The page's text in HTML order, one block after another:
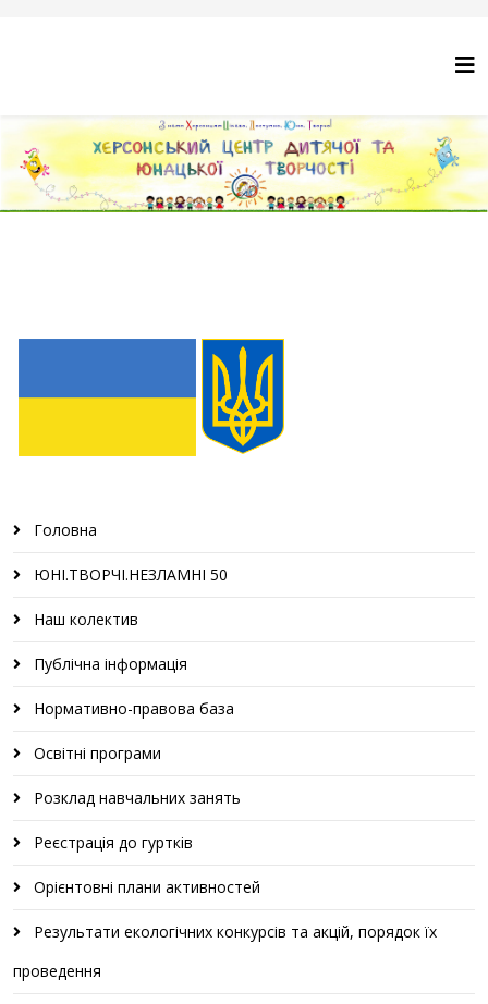
Головна
ЮНІ.ТВОРЧІ.НЕЗЛАМНІ 50
Наш колектив
Публічна інформація
Нормативно-правова база
Освітні програми
Розклад навчальних занять
Реєстрація до гуртків
Орієнтовні плани активностей
Результати екологічних конкурсів та акцій, порядок їх
проведення